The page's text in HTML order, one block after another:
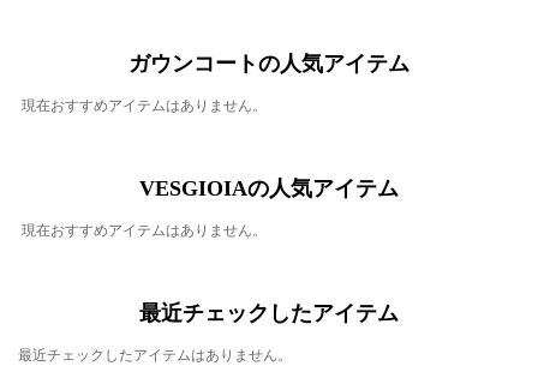
ガウンコートの人気アイテム
現在おすすめアイテムはありません。
VESGIOIAの人気アイテム
現在おすすめアイテムはありません。
最近チェックしたアイテム
最近チェックしたアイテムはありません。